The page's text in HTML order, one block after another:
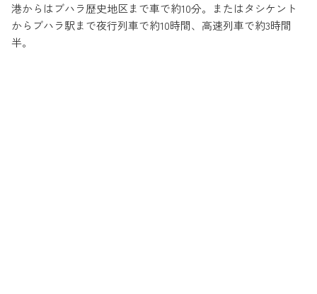
港からはブハラ歴史地区まで車で約10分。またはタシケント
からブハラ駅まで夜行列車で約10時間、高速列車で約3時間
半。